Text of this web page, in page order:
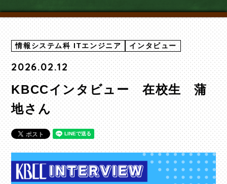
情報システム科 ITエンジニア インタビュー
2026.02.12
KBCCインタビュー 在校生 蒲
地さん